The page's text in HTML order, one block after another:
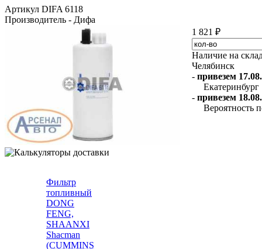
Артикул DIFA 6118
Производитель - Дифа
1 821 ₽
Наличие на
Челябинск
- привезем
Екатеринбург
- привезем
Вероятность
Фильтр
топливный
DONG
FENG,
SHAANXI
Shacman
(CUMMINS